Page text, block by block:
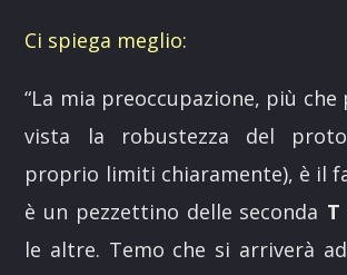
Ci spiega meglio:
“La mia preoccupazione, più
vista la robustezza del
proprio limiti chiaramente), è il
è un pezzettino delle seconda T
le altre. Temo che si arriverà